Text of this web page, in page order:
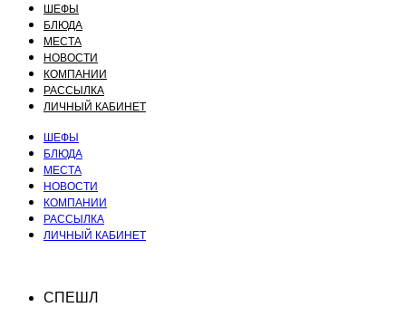
ШЕФЫ
БЛЮДА
МЕСТА
НОВОСТИ
КОМПАНИИ
РАССЫЛКА
ЛИЧНЫЙ КАБИНЕТ
ШЕФЫ
БЛЮДА
МЕСТА
НОВОСТИ
КОМПАНИИ
РАССЫЛКА
ЛИЧНЫЙ КАБИНЕТ
СПЕШЛ